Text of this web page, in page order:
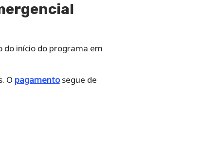
do início do programa em
O pagamentosegue de